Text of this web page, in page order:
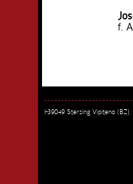
f.
I-39049 Sterzing Vipiteno